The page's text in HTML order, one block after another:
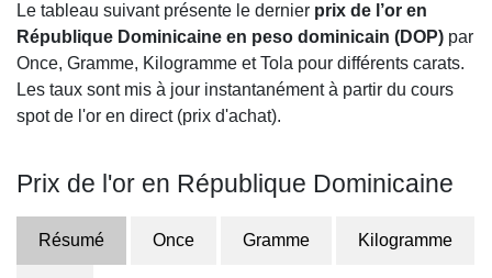
Le tableau suivant présente le dernier prix de l’or en
République Dominicaine en peso dominicain (DOP) par
Once, Gramme, Kilogramme et Tola pour différents carats.
Les taux sont mis à jour instantanément à partir du cours
spot de l'or en direct (prix d'achat).
Prix de l'or en République Dominicaine
Résumé Once Gramme Kilogramme